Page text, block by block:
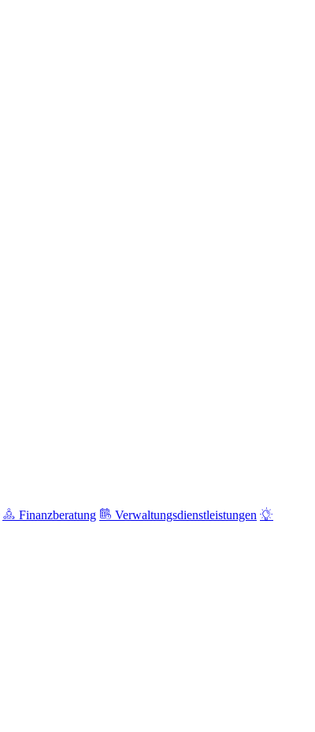
Finanzberatung
Verwaltungsdienstleistungen